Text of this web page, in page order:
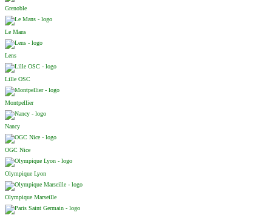
Grenoble
Le Mans
Lens
Lille OSC
Montpellier
Nancy
OGC Nice
Olympique Lyon
Olympique Marseille